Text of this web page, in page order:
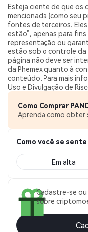
Esteja ciente de que os
mencionada (como seu
fontes de terceiros.
estão”, apenas para
representação ou
estão sob o controle da
página não deve ser
da Phemex quanto à
conteúdo. Para mais
Uso e Divulgação de
Como Comprar
Aprenda como obter
Como você se sente
Em alta
Cadastre-se ou
sobre